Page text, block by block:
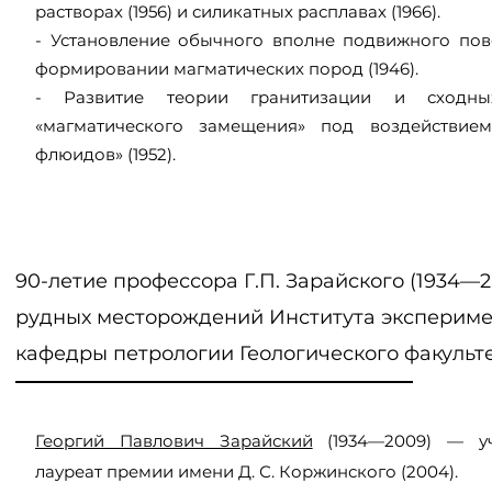
растворах (1956) и силикатных расплавах (1966).
- Установление обычного вполне подвижного
формировании магматических пород (1946).
- Развитие теории гранитизации и
«магматического замещения» под
флюидов» (1952).
90-летие профессора Г.П. Зарайского
рудных месторождений Института
кафедры петрологии Геологического
Георгий Павлович Зарайский (1934—2009) —
лауреат премии имени Д. С. Коржинского (2004).